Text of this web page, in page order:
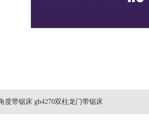
度带锯床 gb4270双柱龙门带锯床